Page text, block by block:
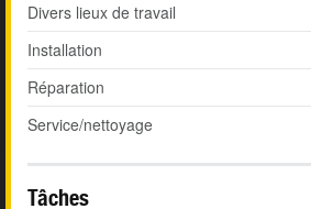
Divers lieux de travail
Installation
Réparation
Service/nettoyage
Tâches